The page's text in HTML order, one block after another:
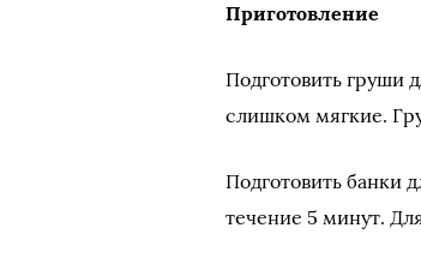
Приготовление
Подготовить груши
слишком мягкие.
Подготовить банки
течение 5 минут.